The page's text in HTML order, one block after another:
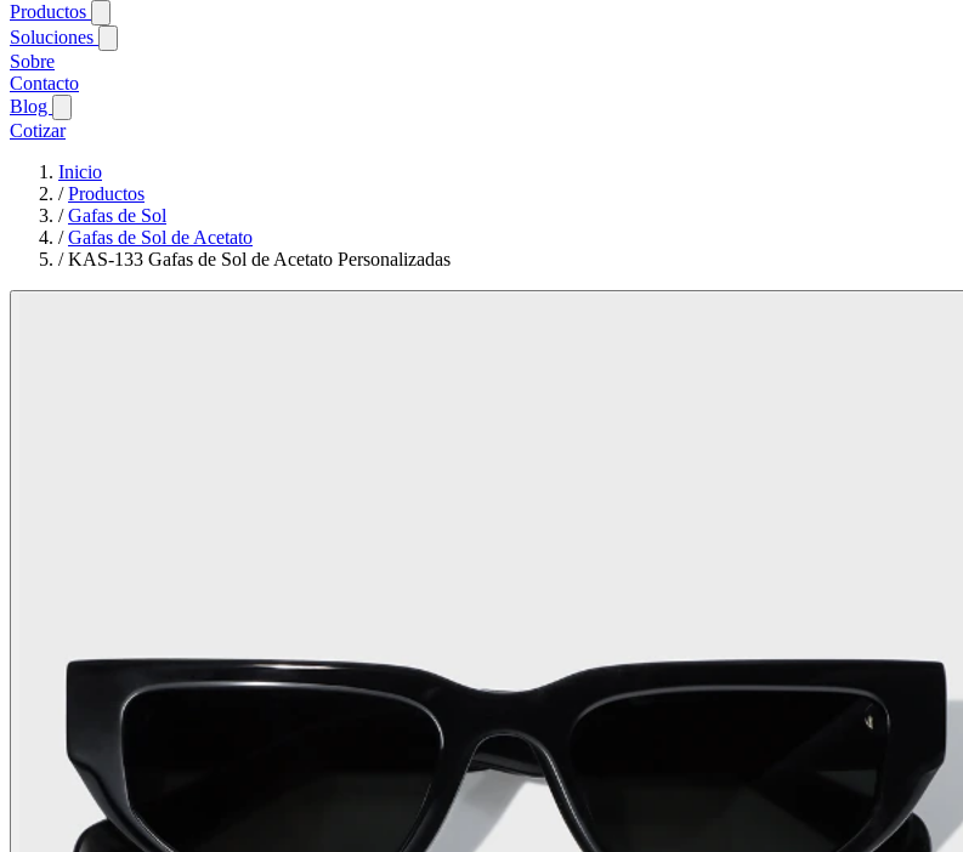
Productos
Soluciones
Sobre
Contacto
Blog
Cotizar
Inicio
/Productos
/Gafas de Sol
/Gafas de Sol de Acetato
/KAS-133 Gafas de Sol de Acetato Personalizadas